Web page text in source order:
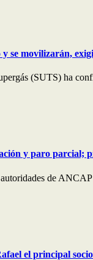
se movilizarán,
(SUTS) ha
y paro
de
el principal